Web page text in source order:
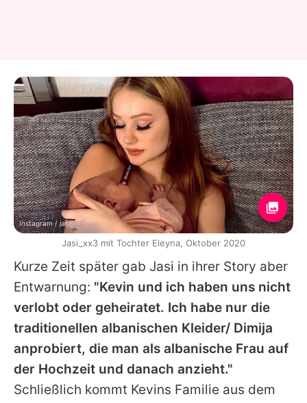
Kurze Zeit später gab Jasi in ihrer Story aber
Entwarnung: "Kevin und ich haben uns nicht
verlobt oder geheiratet. Ich habe nur die
traditionellen albanischen Kleider/ Dimija
anprobiert, die man als albanische Frau auf
der Hochzeit und danach anzieht."
Schließlich kommt Kevins Familie aus dem
Instagram / jasi_xx3
Jasi_xx3 mit Tochter Eleyna, Oktober 2020